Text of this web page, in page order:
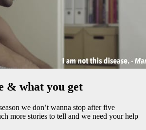
& what you get
we don’t wanna stop after five
more stories to tell and we need your help